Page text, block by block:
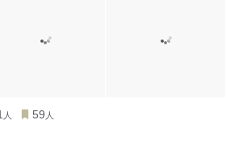
人 59 人